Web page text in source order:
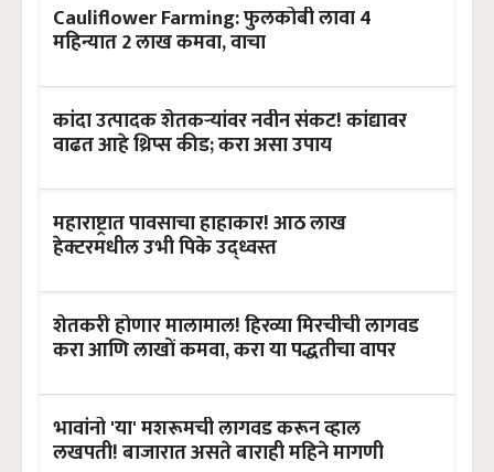
Cauliflower Farming: फुलकोबी लावा 4
महिन्यात 2 लाख कमवा, वाचा
कांदा उत्पादक शेतकऱ्यांवर नवीन संकट! कांद्यावर
वाढत आहे थ्रिप्स कीड; करा असा उपाय
महाराष्ट्रात पावसाचा हाहाकार! आठ लाख
हेक्टरमधील उभी पिके उद्ध्वस्त
शेतकरी होणार मालामाल! हिरव्या मिरचीची लागवड
करा आणि लाखों कमवा, करा या पद्धतीचा वापर
भावांनो 'या' मशरूमची लागवड करून व्हाल
लखपती! बाजारात असते बाराही महिने मागणी